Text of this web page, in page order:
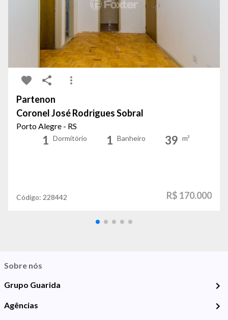
Partenon
Coronel José Rodrigues Sobral
Porto Alegre - RS
1 Dormitório 1 Banheiro 39 m²
Código: 228442 R$ 170.000
Sobre nós
Grupo Guarida
Agências